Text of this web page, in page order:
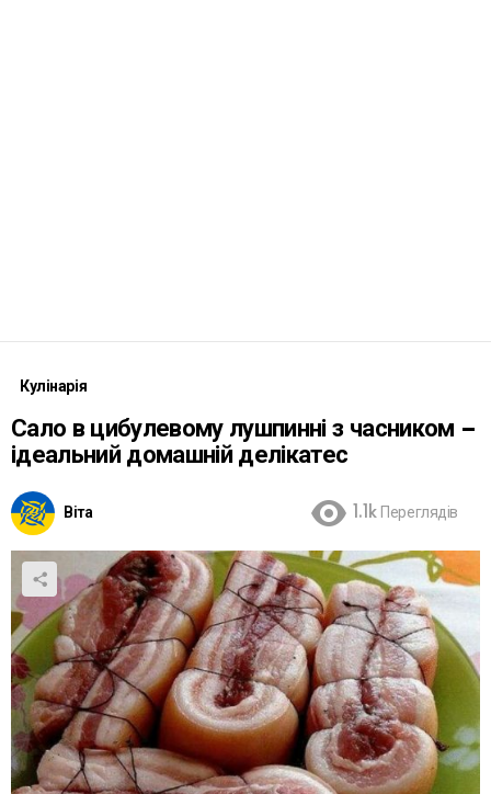
Кулінарія
Сало в цибулевому лушпинні з часником –
ідеальний домашній делікатес
Віта 1.1k Переглядів